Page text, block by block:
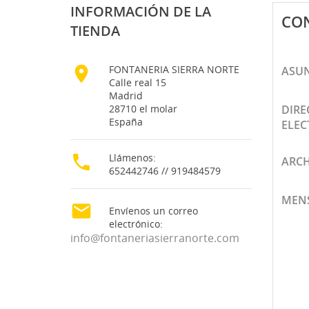
INFORMACIÓN DE LA
TIENDA

FONTANERIA SIERRA NORTE
Calle real 15
Madrid
28710 el molar
España

Llámenos:
652442746 // 919484579

Envíenos un correo
electrónico:
info@fontaneriasierranorte.com